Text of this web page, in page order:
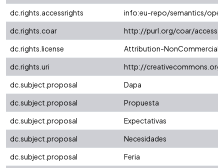
dc.rights.accessrights
info:eu-repo/semantics/
dc.rights.coar
http://purl.org/coar/
dc.rights.license
Attribution-NonCommercial-
dc.rights.uri
http://
dc.subject.proposal
Dapa
dc.subject.proposal
Propuesta
dc.subject.proposal
Expectativas
dc.subject.proposal
Necesidades
dc.subject.proposal
Feria